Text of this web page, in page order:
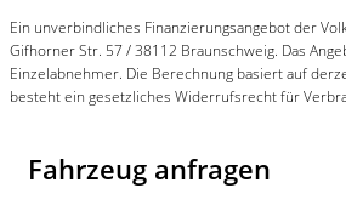
Ein unverbindliches Finanzierungsangebot der
Gifhorner Str. 57 / 38112 Braunschweig. Das
Einzelabnehmer. Die Berechnung basiert auf
besteht ein gesetzliches Widerrufsrecht für
Fahrzeug anfragen